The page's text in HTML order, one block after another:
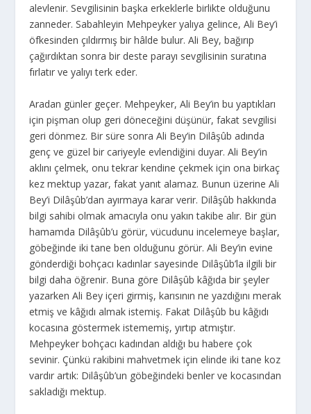
alevlenir. Sevgilisinin başka erkeklerle birlikte olduğunu
zanneder. Sabahleyin Mehpeyker yalıya gelince, Ali Bey’i
öfkesinden çıldırmış bir hâlde bulur. Ali Bey, bağırıp
çağırdıktan sonra bir deste parayı sevgilisinin suratına
fırlatır ve yalıyı terk eder.
Aradan günler geçer. Mehpeyker, Ali Bey’in bu yaptıkları
için pişman olup geri döneceğini düşünür, fakat sevgilisi
geri dönmez. Bir süre sonra Ali Bey’in Dilâşûb adında
genç ve güzel bir cariyeyle evlendiğini duyar. Ali Bey’in
aklını çelmek, onu tekrar kendine çekmek için ona birkaç
kez mektup yazar, fakat yanıt alamaz. Bunun üzerine Ali
Bey’i Dilâşûb’dan ayırmaya karar verir. Dilâşûb hakkında
bilgi sahibi olmak amacıyla onu yakın takibe alır. Bir gün
hamamda Dilâşûb’u görür, vücudunu incelemeye başlar,
göbeğinde iki tane ben olduğunu görür. Ali Bey’in evine
gönderdiği bohçacı kadınlar sayesinde Dilâşûb’la ilgili bir
bilgi daha öğrenir. Buna göre Dilâşûb kâğıda bir şeyler
yazarken Ali Bey içeri girmiş, karısının ne yazdığını merak
etmiş ve kâğıdı almak istemiş. Fakat Dilâşûb bu kâğıdı
kocasına göstermek istememiş, yırtıp atmıştır.
Mehpeyker bohçacı kadından aldığı bu habere çok
sevinir. Çünkü rakibini mahvetmek için elinde iki tane koz
vardır artık: Dilâşûb’un göbeğindeki benler ve kocasından
sakladığı mektup.